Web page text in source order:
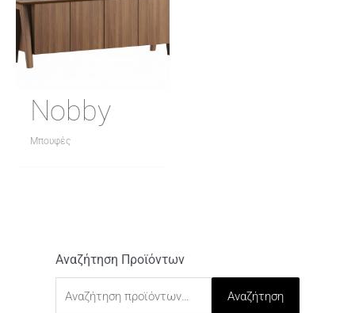
Nobby
Μπουφές
Αναζήτηση Προϊόντων
Α
Αναζήτηση